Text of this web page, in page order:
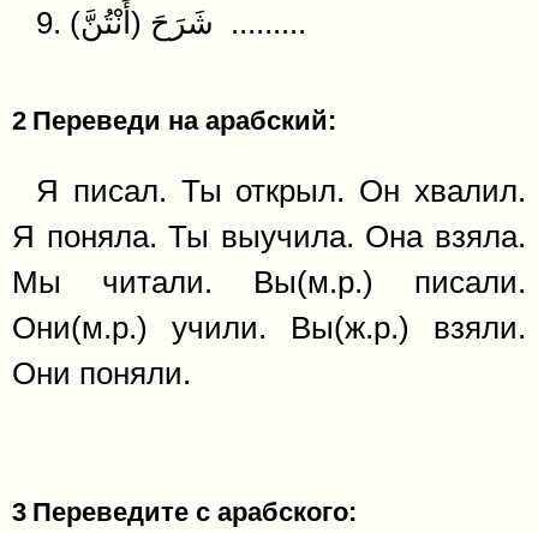
9. (شَرَحَ (أَنْتُنَّ .........
2 Переведи на арабский:
Я писал. Ты открыл. Он хвалил.
Я поняла. Ты выучила. Она взяла.
Мы читали. Вы(м.р.) писали.
Они(м.р.) учили. Вы(ж.р.) взяли.
Они поняли.
3 Переведите с арабского: